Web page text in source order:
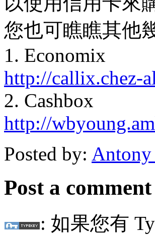
您也可瞧瞧其他
1. Economix
http://callix.chez-
2. Cashbox
http://
Posted by: Antony
Post a comment
: 如果您有